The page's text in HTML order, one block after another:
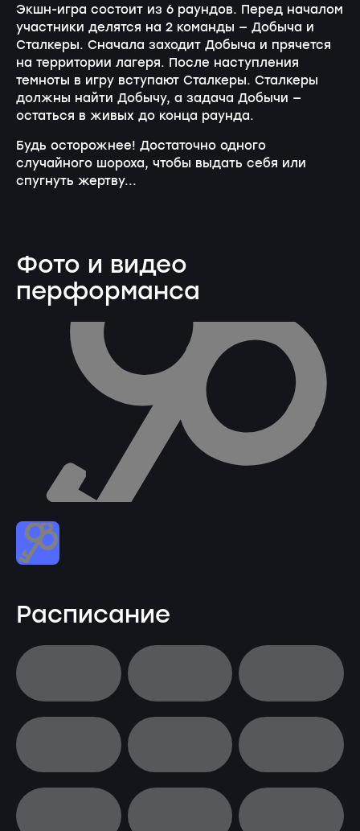
Экшн-игра состоит из 6 раундов. Перед началом
участники делятся на 2 команды — Добыча и
Сталкеры. Сначала заходит Добыча и прячется
на территории лагеря. После наступления
темноты в игру вступают Сталкеры. Сталкеры
должны найти Добычу, а задача Добычи —
остаться в живых до конца раунда.
Будь осторожнее! Достаточно одного
случайного шороха, чтобы выдать себя или
спугнуть жертву...
Фото и видео
перформанса
Расписание